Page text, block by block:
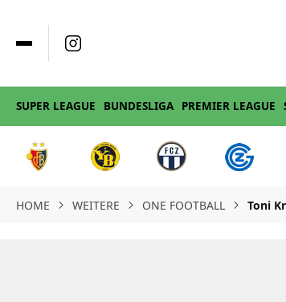
SUPER LEAGUE BUNDESLIGA PREMIER LEAGUE
HOME WEITERE ONE FOOTBALL Toni